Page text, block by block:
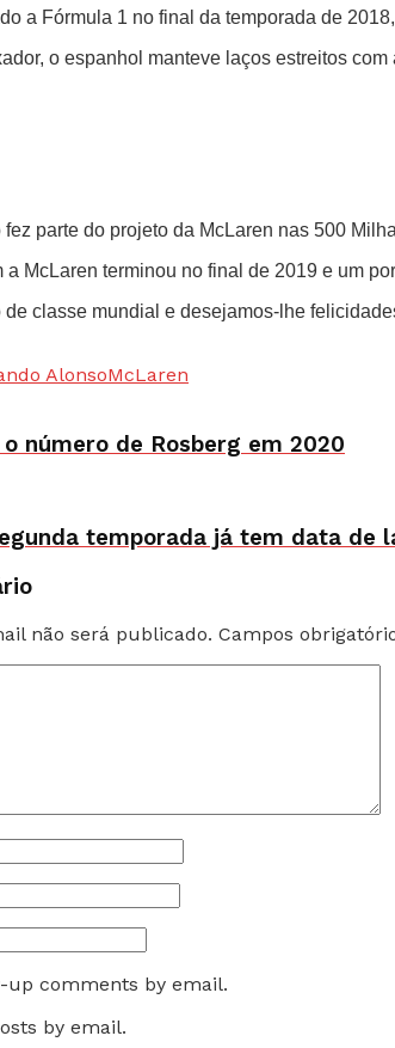
a Fórmula 1 no final da temporada de
o espanhol manteve laços estreitos
parte do projeto da McLaren nas 500
a McLaren terminou no final de 2019 e um
de classe mundial e desejamos-lhe
AlonsoMcLaren
número de Rosberg em 2020
temporada já tem data de
não será publicado. Campos
up comments by email.
by email.